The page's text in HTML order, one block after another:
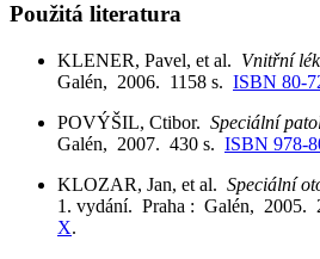
Použitá literatura
KLENER, Pavel, et al. Vnitřní
Galén, 2006. 1158 s. ISBN 80-
POVÝŠIL, Ctibor. Speciální
Galén, 2007. 430 s. ISBN 978-
KLOZAR, Jan, et al. Speciální
1. vydání. Praha : Galén, 2005.
X.